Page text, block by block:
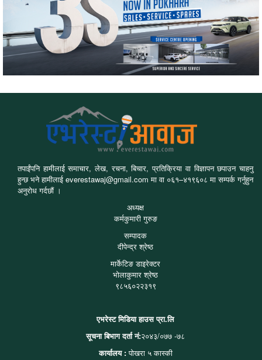
तपाईंपनि हामीलाई समाचार, लेख, रचना, बिचार, प्रतिक्रिया वा विज्ञापन छपाउन चाहनु
हुन्छ भने हामीलाई everestawaj@gmail.com मा वा ०६१–४१९६०८ मा सम्पर्क गर्नुहुन
अनुरोध गर्दछौं ।
अध्यक्ष
कर्मकुमारी गुरुङ
सम्पादक
दीपेन्द्र श्रेष्ठ
मार्केटिङ डाइरेक्टर
भोलाकुमार श्रेष्ठ
९८५६०२२३१९
एभरेस्ट मिडिया हाउस प्रा.लि
सूचना बिभाग दर्ता नं:२०४३/०७७ -७८
कार्यालय :पोखरा ५ कास्की